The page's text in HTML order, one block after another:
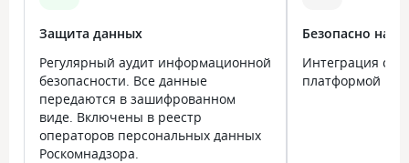
Защита данных
Регулярный аудит информационной
безопасности. Все данные
передаются в зашифрованном
виде. Включены в реестр
операторов персональных данных
Роскомнадзора.
Безопасно на
Интеграция с
платформой